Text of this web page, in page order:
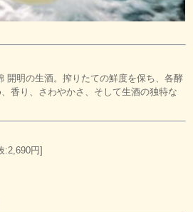
開明の生酒。搾りたての鮮度を保ち、各酵
香り、さわやかさ、そして生酒の独特な
:2,690円]